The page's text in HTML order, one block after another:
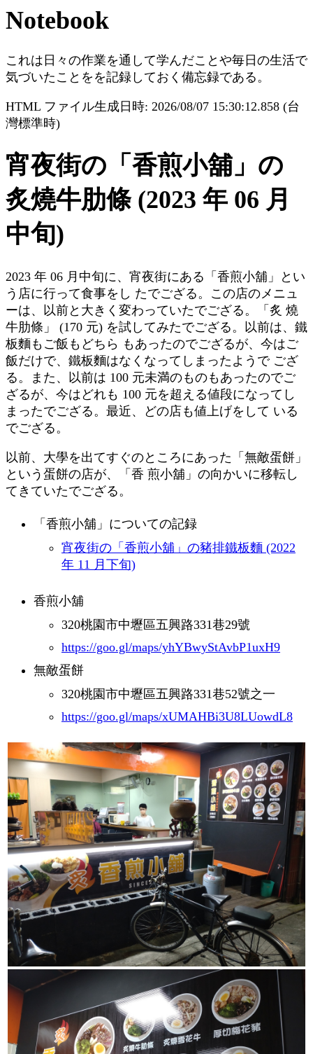
Notebook
これは日々の作業を通して学んだことや毎日の生活で
気づいたことをを記録しておく備忘録である。
HTML ファイル生成日時: 2026/08/07 15:30:12.858 (台
灣標準時)
宵夜街の「香煎小舖」の
炙燒牛肋條 (2023 年 06 月
中旬)
2023 年 06 月中旬に、宵夜街にある「香煎小舖」とい
う店に行って食事をし たでござる。この店のメニュ
ーは、以前と大きく変わっていたでござる。「炙 燒
牛肋條」 (170 元) を試してみたでござる。以前は、鐵
板麵もご飯もどちら もあったのでござるが、今はご
飯だけで、鐵板麵はなくなってしまったようで ござ
る。また、以前は 100 元未満のものもあったのでご
ざるが、今はどれも 100 元を超える値段になってし
まったでござる。最近、どの店も値上げをして いる
でござる。
以前、大學を出てすぐのところにあった「無敵蛋餅」
という蛋餅の店が、「香 煎小舖」の向かいに移転し
てきていたでござる。
「香煎小舖」についての記録
宵夜街の「香煎小舖」の豬排鐵板麵 (2022
年 11 月下旬)
香煎小舖
320桃園市中壢區五興路331巷29號
https://goo.gl/maps/yhYBwyStAvbP1uxH9
無敵蛋餅
320桃園市中壢區五興路331巷52號之一
https://goo.gl/maps/xUMAHBi3U8LUowdL8